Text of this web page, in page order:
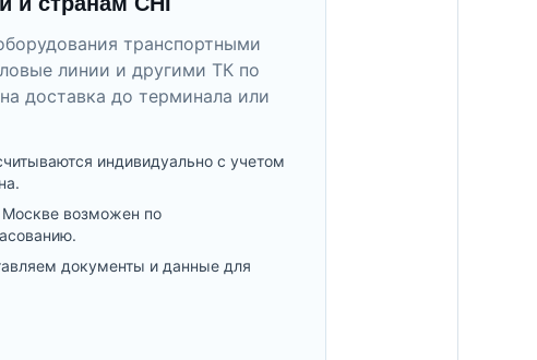
транспортными
линии и другими ТК по
доставка до терминала или
индивидуально с учетом
возможен по
документы и данные для